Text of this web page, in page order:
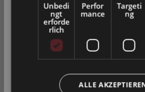
Zum Merkzettel hinzufügen
Produkt vergleichen
Fragen
Bitte wählen Sie Ihre bevorzugte
Privatkunde
Geschäftskunde( exkl.
Unbedi
ngt
erforde
rlich
Perfor
mance
Targeti
ng
ALLE